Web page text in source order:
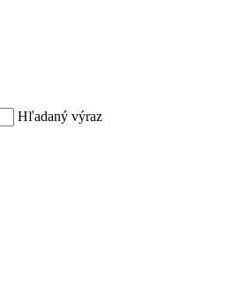
Hľadaný výraz